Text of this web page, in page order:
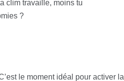
clim travaille, moins tu
?
le moment idéal pour activer la